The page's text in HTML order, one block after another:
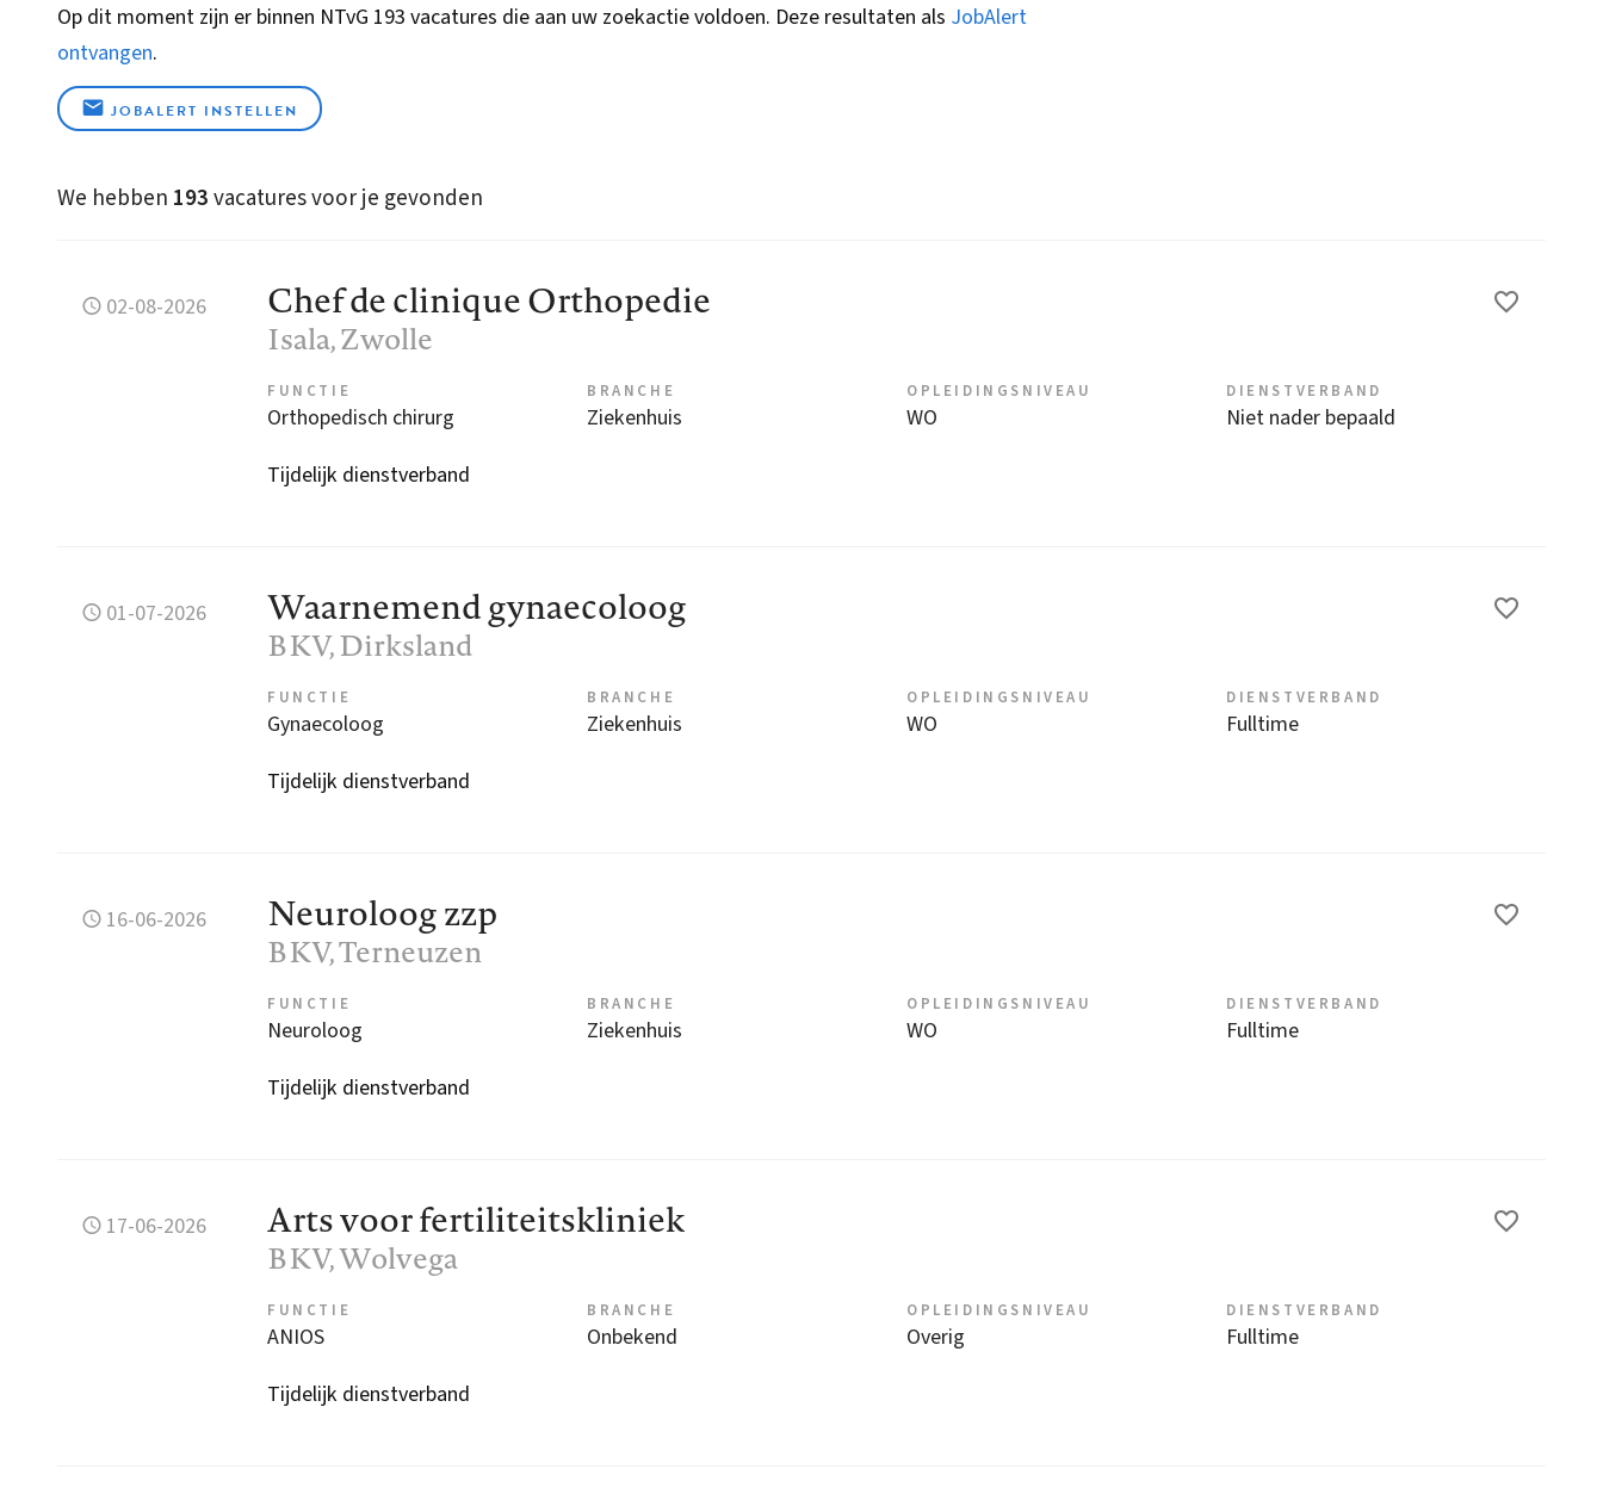
Op dit moment zijn er binnen NTvG 193 vacatures die aan uw zoekactie voldoen. Deze resultaten als JobAlert
ontvangen.
JOBALERT INSTELLEN
We hebben 193vacatures voor je gevonden
02-08-2026 Chef de clinique Orthopedie
Isala, Zwolle
FUNCTIE
Orthopedisch chirurg
BRANCHE
Ziekenhuis
OPLEIDINGSNIVEAU
WO
DIENSTVERBAND
Niet nader bepaald
Tijdelijk dienstverband
01-07-2026 Waarnemend gynaecoloog
BKV, Dirksland
FUNCTIE
Gynaecoloog
BRANCHE
Ziekenhuis
OPLEIDINGSNIVEAU
WO
DIENSTVERBAND
Fulltime
Tijdelijk dienstverband
16-06-2026 Neuroloog zzp
BKV, Terneuzen
FUNCTIE
Neuroloog
BRANCHE
Ziekenhuis
OPLEIDINGSNIVEAU
WO
DIENSTVERBAND
Fulltime
Tijdelijk dienstverband
17-06-2026 Arts voor fertiliteitskliniek
BKV, Wolvega
FUNCTIE
ANIOS
BRANCHE
Onbekend
OPLEIDINGSNIVEAU
Overig
DIENSTVERBAND
Fulltime
Tijdelijk dienstverband